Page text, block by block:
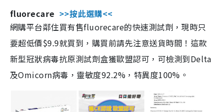
fluorecare >>按此選購<<
網購平台鄰住買有售fluorecare的快速測試劑，現時只
要超低價$9.9就買到，購買前請先注意送貨時間！這款
新型冠狀病毒抗原測試劑盒獲歐盟認可，可檢測到Delta
及Omicorn病毒，靈敏度92.2%，特異度100%。